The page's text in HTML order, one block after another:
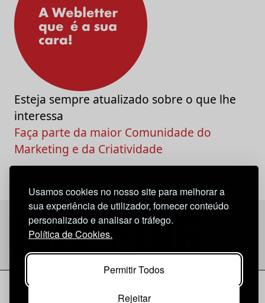
Usamos cookies no nosso site para melhorar a
sua experiência de utilizador, fornecer conteúdo
personalizado e analisar o tráfego.
Política de Cookies.
Permitir Todos
Rejeitar
Esteja sempre atualizado sobre o que lhe
interessa
Faça parte da maior Comunidade do
Marketing e da Criatividade
Considerações Legais
O Nosso Estatuto